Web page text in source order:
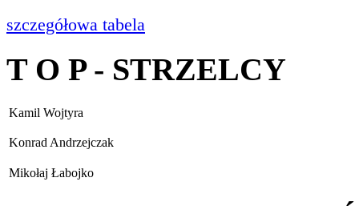
szczegółowa tabela
T O P - STRZELCY
Kamil Wojtyra
Konrad Andrzejczak
Mikołaj Łabojko